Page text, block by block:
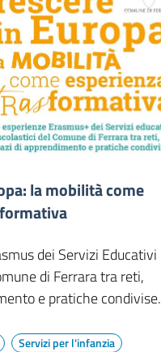
la mobilità come
dei Servizi Educativi
di Ferrara tra reti,
e pratiche condivise.
Servizi per l'infanzia